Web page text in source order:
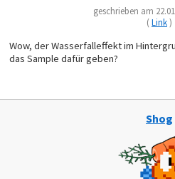
geschrieben am
(Link)
Wow, der Wasserfalleffekt im
das Sample dafür geben?
Shog